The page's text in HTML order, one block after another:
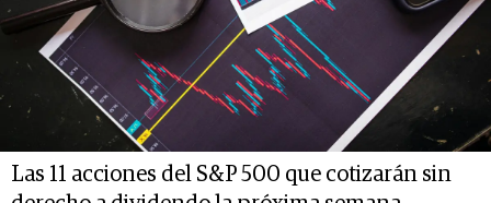
Las 11 acciones del S&P 500 que cotizarán sin